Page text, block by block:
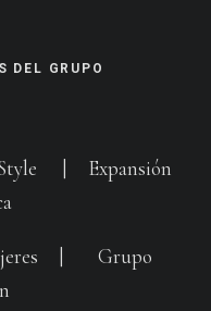
DEL GRUPO
Expansión
Grupo